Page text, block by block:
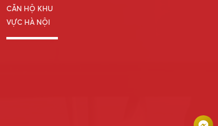
CĂN HỘ KHU
VỰC HÀ NỘI